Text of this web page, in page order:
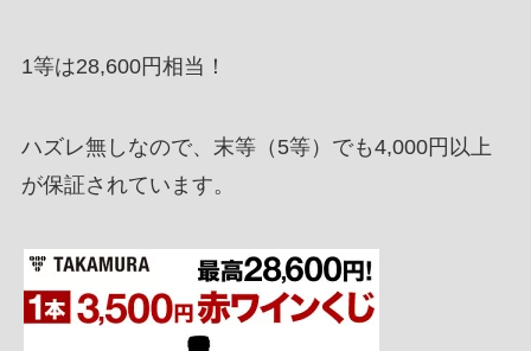
1等は28,600円相当！
ハズレ無しなので、末等（5等）でも4,000円以上
が保証されています。